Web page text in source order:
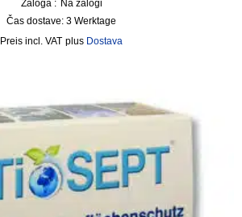
Zaloga : Na zalogi
Čas dostave: 3 Werktage
incl. VAT plus Dostava